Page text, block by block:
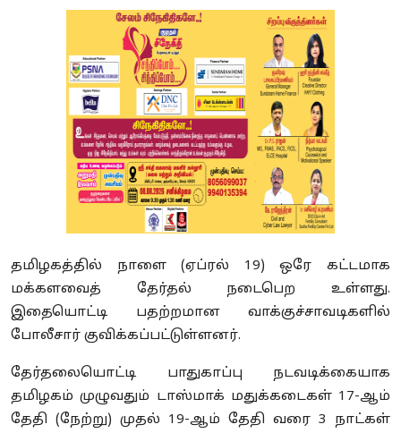
தமிழகத்தில் நாளை (ஏப்ரல் 19) ஒரே கட்டமாக
மக்களவைத் தேர்தல் நடைபெற உள்ளது.
இதையொட்டி பதற்றமான வாக்குச்சாவடிகளில்
போலீசார் குவிக்கப்பட்டுள்ளனர்.
தேர்தலையொட்டி பாதுகாப்பு நடவடிக்கையாக
தமிழகம் முழுவதும் டாஸ்மாக் மதுக்கடைகள் 17-ஆம்
தேதி (நேற்று) முதல் 19-ஆம் தேதி வரை 3 நாட்கள்